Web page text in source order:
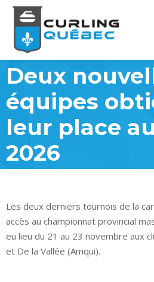
Deux
équipes
leur place
2026
Les deux derniers tournois de la
accès au championnat provincial
eu lieu du 21 au 23 novembre aux
et De la Vallée (Amqui).